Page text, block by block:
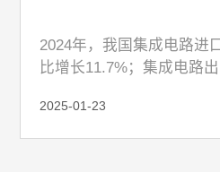
2024年，我国集成电路进
比增长11.7%；集成电路
2025-01-23